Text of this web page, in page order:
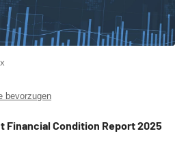
bevorzugen
Condition Report 2025